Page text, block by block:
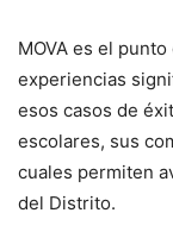
MOVA es el
experiencias
esos casos de
escolares, sus
cuales permiten
del Distrito.